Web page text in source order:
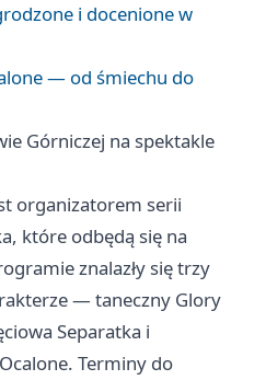
i docenione w
— od śmiechu do
Górniczej na spektakle
organizatorem serii
które odbędą się na
znalazły się trzy
— taneczny Glory
Separatka i
Terminy do